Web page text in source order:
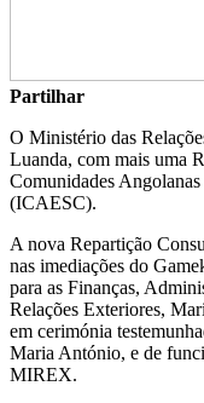
Partilhar
O Ministério das
Luanda, com mais uma
Comunidades
(ICAESC).
A nova Repartição
nas imediações do
para as Finanças,
Relações Exteriores,
em cerimónia
Maria António, e de
MIREX.